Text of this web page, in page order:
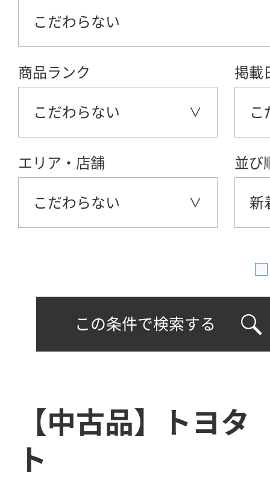
こだわらない
商品ランク
こだわらない
掲載
こ
エリア・店舗
こだわらない
並び
新
この条件で検索する
【中古品】トヨ
ト